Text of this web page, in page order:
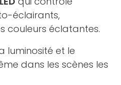
éclairants,
couleurs éclatantes.
luminosité et le
dans les scènes les